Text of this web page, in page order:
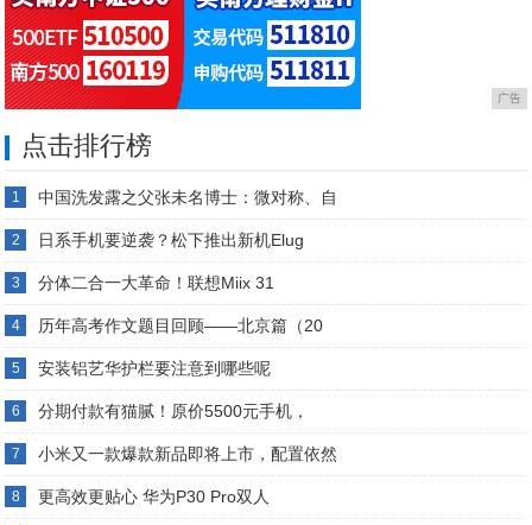
广告
点击排行榜
1 中国洗发露之父张未名博士：微对称、自
2 日系手机要逆袭？松下推出新机Elug
3 分体二合一大革命！联想Miix 31
4 历年高考作文题目回顾——北京篇（20
5 安装铝艺华护栏要注意到哪些呢
6 分期付款有猫腻！原价5500元手机，
7 小米又一款爆款新品即将上市，配置依然
8 更高效更贴心 华为P30 Pro双人